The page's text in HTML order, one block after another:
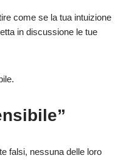
come se la tua intuizione
in discussione le tue
falsi, nessuna delle loro